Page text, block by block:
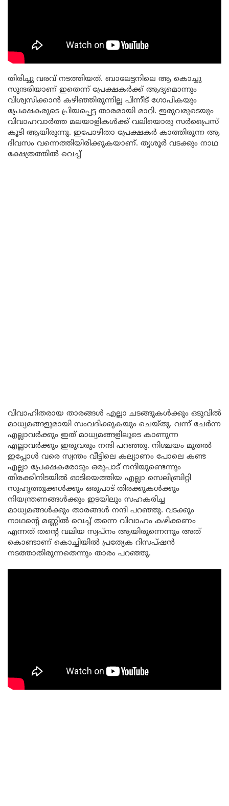
തിരിച്ചു വരവ് നടത്തിയത്. ബാലേട്ടനിലെ ആ കൊച്ചു
സുന്ദരിയാണ് ഇതെന്ന് പ്രേക്ഷകർക്ക് ആദ്യമൊന്നും
വിശ്വസിക്കാൻ കഴിഞ്ഞിരുന്നില്ല പിന്നീട് ഗോപികയും
പ്രേക്ഷകരുടെ പ്രിയപ്പെട്ട താരമായി മാറി. ഇരുവരുടെയും
വിവാഹവാർത്ത മലയാളികൾക്ക് വലിയൊരു സർപ്രൈസ്
കൂടി ആയിരുന്നു. ഇപോഴിതാ പ്രേക്ഷകർ കാത്തിരുന്ന ആ
ദിവസം വന്നെത്തിയിരിക്കുകയാണ്. തൃശൂർ വടക്കും നാഥ
ക്ഷേത്രത്തിൽ വെച്ച്
വിവാഹിതരായ താരങ്ങൾ എല്ലാ ചടങ്ങുകൾക്കും ഒടുവിൽ
മാധ്യമങ്ങളുമായി സംവദിക്കുകയും ചെയ്തു. വന്ന് ചേർന്ന
എല്ലാവർക്കും ഇത് മാധ്യമങ്ങളിലൂടെ കാണുന്ന
എല്ലാവർക്കും ഇരുവരും നന്ദി പറഞ്ഞു. നിശ്ചയം മുതൽ
ഇപ്പോൾ വരെ സ്വന്തം വീട്ടിലെ കല്യാണം പോലെ കണ്ട
എല്ലാ പ്രേക്ഷകരോടും ഒരുപാട് നന്ദിയുണ്ടെന്നും
തിരക്കിനിടയിൽ ഓടിയെത്തിയ എല്ലാ സെലിബ്രിറ്റി
സുഹൃത്തുക്കൾക്കും ഒരുപാട് തിരക്കുകൾക്കും
നിയന്ത്രണങ്ങൾക്കും ഇടയിലും സഹകരിച്ച
മാധ്യമങ്ങൾക്കും താരങ്ങൾ നന്ദി പറഞ്ഞു. വടക്കും
നാഥന്റെ മണ്ണിൽ വെച്ച് തന്നെ വിവാഹം കഴിക്കണം
എന്നത് തന്റെ വലിയ സ്വപ്നം ആയിരുന്നെന്നും അത്
കൊണ്ടാണ് കൊച്ചിയിൽ പ്രത്യേക റിസപ്‌ഷൻ
നടത്താതിരുന്നതെന്നും താരം പറഞ്ഞു.